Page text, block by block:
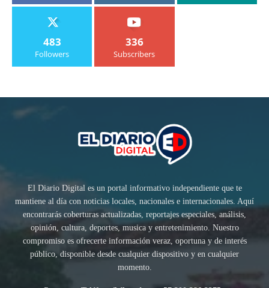
483
Followers
336
Subscribers
El Diario Digital es un portal informativo independiente que te
mantiene al día con noticias locales, nacionales e internacionales. Aquí
encontrarás coberturas actualizadas, reportajes especiales, análisis,
opinión, cultura, deportes, musica y entretenimiento. Nuestro
compromiso es ofrecerte información veraz, oportuna y de interés
público, disponible desde cualquier dispositivo y en cualquier
momento.